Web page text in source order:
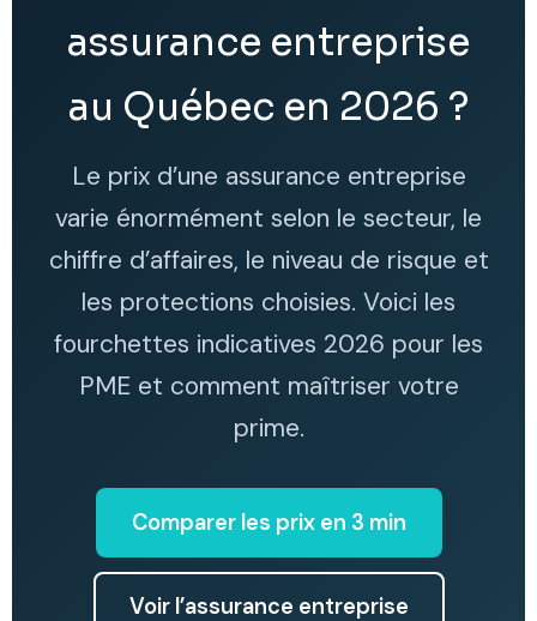
assurance entreprise
au Québec en 2026 ?
Le prix d’une assurance entreprise
varie énormément selon le secteur, le
chiffre d’affaires, le niveau de risque et
les protections choisies. Voici les
fourchettes indicatives 2026 pour les
PME et comment maîtriser votre
prime.
Comparer les prix en 3 min
Voir l’assurance entreprise